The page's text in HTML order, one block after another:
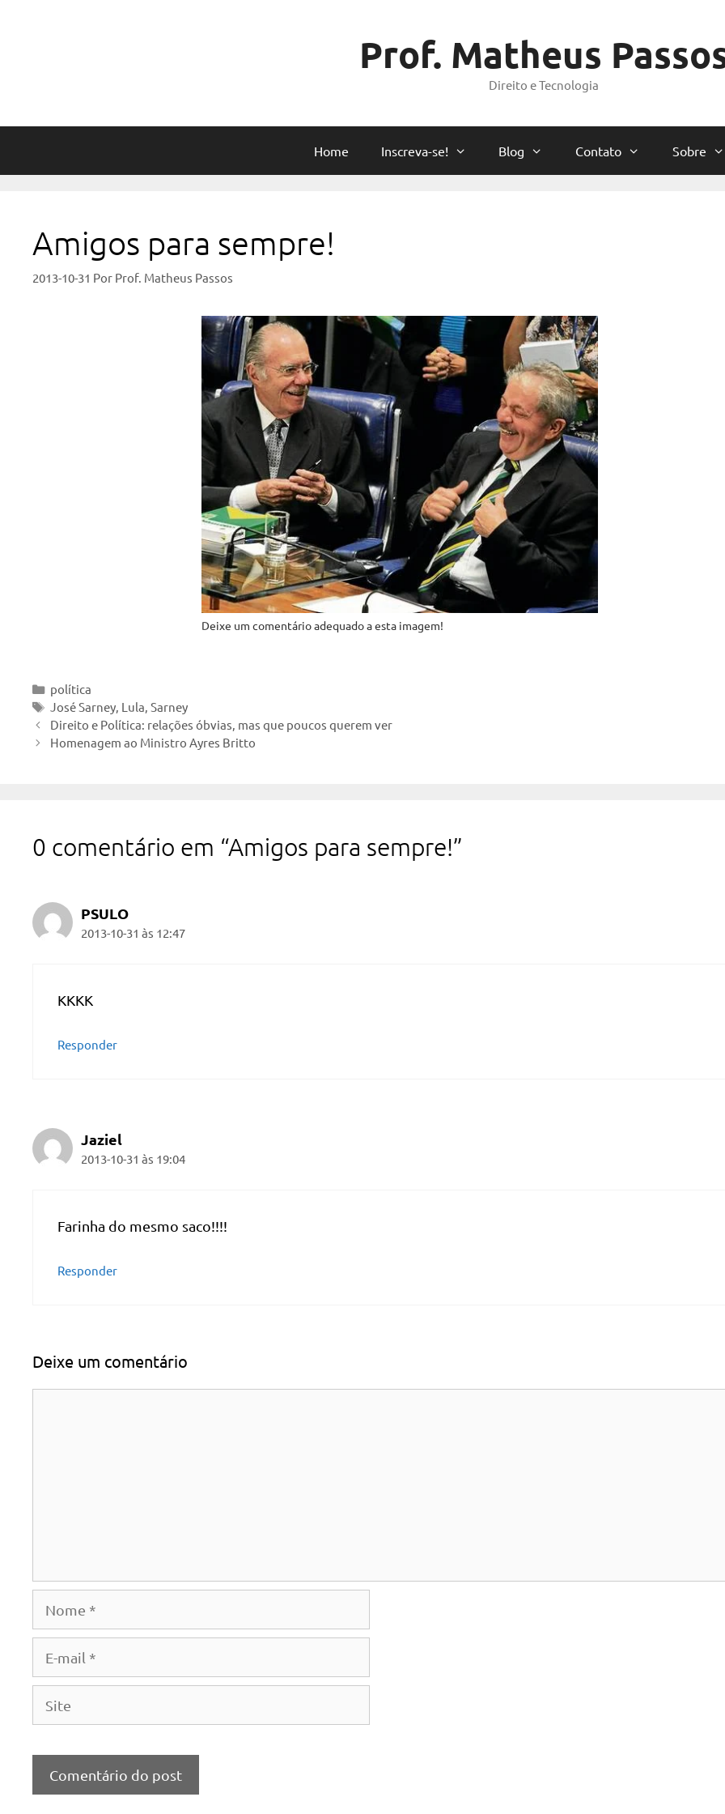
Prof. Matheus
Direito e Tecnologia
Home Inscreva-se! Blog Contato Sobre
Amigos para sempre!
2013-10-31 Por Prof. Matheus Passos
Deixe um comentário adequado a esta imagem!
Categorias
política
Tags
José Sarney Lula ,Sarney
Direito e Política: relações óbvias, mas que poucos querem ver
Homenagem ao Ministro Ayres Britto
0 comentário em “Amigos para sempre!”
PSULO
2013-10-31 às 12:47
KKKK
Responder
Jaziel
2013-10-31 às 19:04
Farinha do mesmo saco!!!!
Responder
Deixe um comentário
mail